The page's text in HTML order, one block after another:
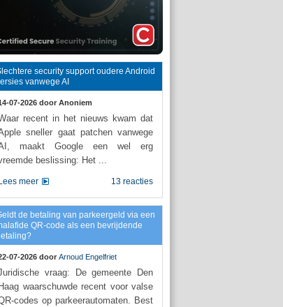
security support oudere Android
vanwege AI
07-2026 door Anoniem
recent in het nieuws kwam dat
sneller gaat patchen vanwege
maakt Google een wel erg
beslissing: Het ...
13 reacties
Lees meer
de betaling van parkeergeld via een
QR-code als een bevrijdende
07-2026 door Arnoud Engelfriet
vraag: De gemeente Den
Haag waarschuwde recent voor valse
codes op parkeerautomaten. Best